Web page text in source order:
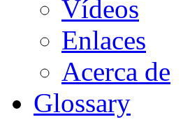
Vídeos
Enlaces
Acerca de
Glossary